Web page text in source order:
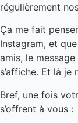
régulièrement
Ça me fait
Instagram, et
amis, le message
s’affiche. Et là je
Bref, une fois
s’offrent à vous :